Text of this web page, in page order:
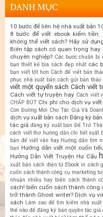
DANH MỤC
10 bước để liên hệ nhà xuất bản
8 bước để viết ebook kiếm tiền.
không thể viết sách? Hãy sử
Biên tập sách có quan trọng hay
chuyên nghiệp? Các bước chuẩn bị
bạn thiết kế bìa sách đẹp nhất các
bạn viết tốt hơn Cách để viết bản
phục nhà xuất bản cách gửi bản
viết một quyển sách Cách viết
Cách viết tự truyện hay Cách viết
CHẤP BÚT Chi phí cho dịch vụ
Con Đường Mới Cho Tác Giả Và
dịch vụ xuất bản sách Đăng ký
tác giả đăng ký xuất bản Để Trở
cách viết thơ hướng dẫn chi tiết xuất
bản để viết văn hay Hướng dẫn tìm
bạn Hướng dẫn viết một cuốn
Hướng Dẫn Viết Truyện Hư Cấu
xuất bản sách điện tử Ebook in sách
cuốn sách thành công cụ marketing
nhuận nhiều hay biến sách thành
sách! biến cuốn sách thành công
trở thành Ghost writer? Dịch vụ
sách Làm sao để tìm kiếm nhà
thế nào để đăng ký bản quyền tác giả